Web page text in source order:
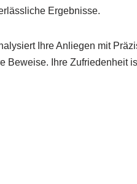
Ergebnisse.
Ihre Anliegen mit
Beweise. Ihre Zufriedenheit